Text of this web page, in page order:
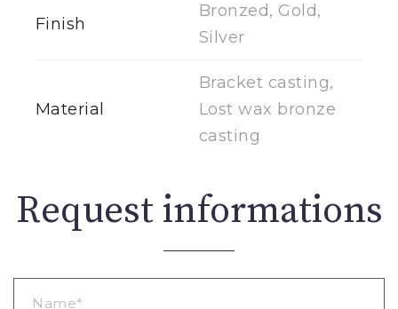
Finish
Bronzed, Gold,
Silver
Material
Bracket casting,
Lost wax bronze
casting
Request informations